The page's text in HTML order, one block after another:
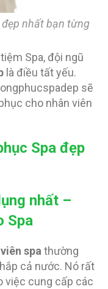
nhất bạn từng
Spa, đội ngũ
là điều tất yếu.
sẽ
cho nhân viên
Spa đẹp
nhất –
Spa
spa thường
cả nước. Nó rất
việc cung cấp các